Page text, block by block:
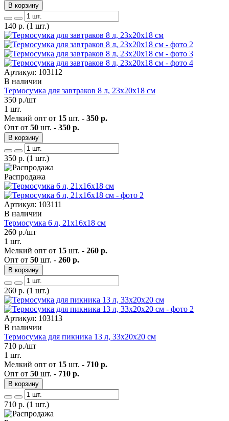
В корзину
140 р. (1 шт.)
Артикул: 103112
В наличии
Термосумка для завтраков 8 л, 23х20х18 см
350 р./шт
1 шт.
Мелкий опт от 15 шт. - 350 р.
Опт от 50 шт. - 350 р.
В корзину
350 р. (1 шт.)
Распродажа
Артикул: 103111
В наличии
Термосумка 6 л, 21х16х18 см
260 р./шт
1 шт.
Мелкий опт от 15 шт. - 260 р.
Опт от 50 шт. - 260 р.
В корзину
260 р. (1 шт.)
Артикул: 103113
В наличии
Термосумка для пикника 13 л, 33х20х20 см
710 р./шт
1 шт.
Мелкий опт от 15 шт. - 710 р.
Опт от 50 шт. - 710 р.
В корзину
710 р. (1 шт.)